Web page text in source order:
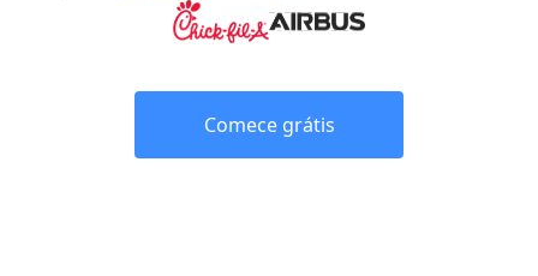
Comece grátis